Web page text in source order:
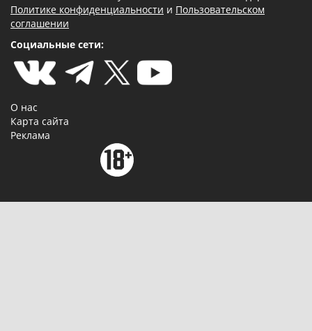
Политике конфиденциальности и Пользовательском
соглашении
Социальные сети:
О нас
Карта сайта
Реклама